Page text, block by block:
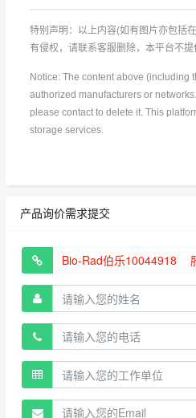
特别声明：以上内容(如有图片亦包括
有侵权，请联系客服删除，本平台不提
Notice: The content above (including
authorized manufacturers or
please contact to delete it. This
storage services.
产品询价需求提交